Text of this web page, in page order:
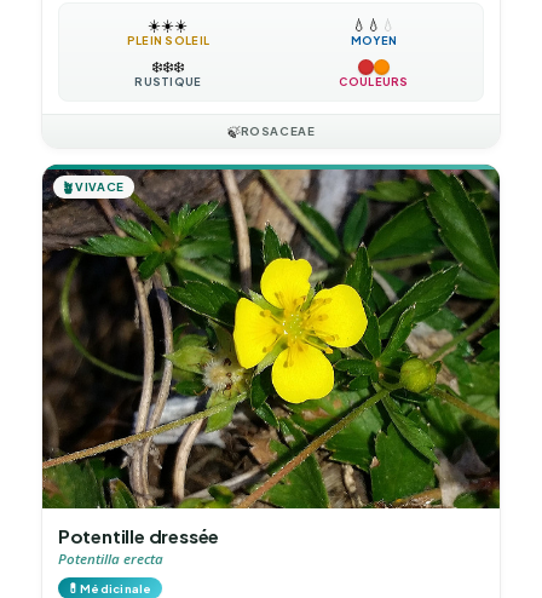
☀️☀️☀️
PLEIN SOLEIL
💧 💧 💧
MOYEN
❄️❄️❄️
RUSTIQUE COULEURS
🍃ROSACEAE
🪴VIVACE
Potentille dressée
Potentilla erecta
💊Médicinale